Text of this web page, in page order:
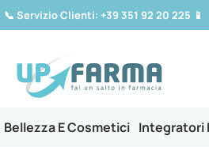
📞 Servizio Clienti: +39 351 92 20 225 📱
Bellezza E Cosmetici Integratori